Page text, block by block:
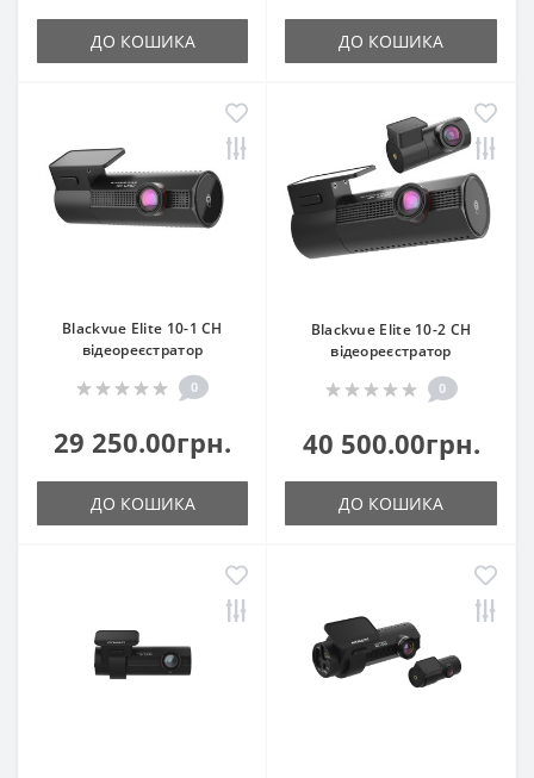
ДО КОШИКА ДО КОШИКА
Blackvue Elite 10-1 CH
відеореєстратор
0
29 250.00грн.
ДО КОШИКА
Blackvue Elite 10-2 CH
відеореєстратор
0
40 500.00грн.
ДО КОШИКА